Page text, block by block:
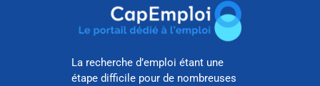
La recherche d’emploi étant une
étape difficile pour de nombreuses